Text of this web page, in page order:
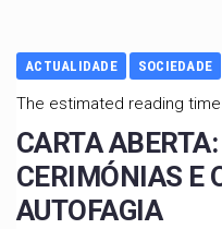
ACTUALIDADE SOCIEDADE
The estimated reading
CARTA
CERIMÓNIAS E
AUTOFAGIA